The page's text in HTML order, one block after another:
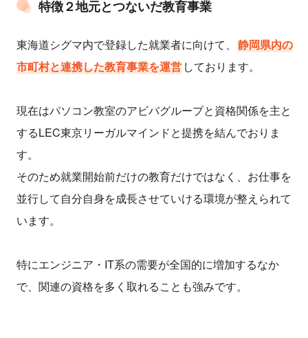
特徴２地元とつないだ教育事業
東海道シグマ内で登録した就業者に向けて、 静岡県内の
市町村と連携した教育事業を運営 しております。
現在はパソコン教室のアビバグループと資格関係を主と
するLEC東京リーガルマインドと提携を結んでおりま
す。
そのため就業開始前だけの教育だけではなく、お仕事を
並行して自分自身を成長させていける環境が整えられて
います。
特にエンジニア・IT系の需要が全国的に増加するなか
で、関連の資格を多く取れることも強みです。